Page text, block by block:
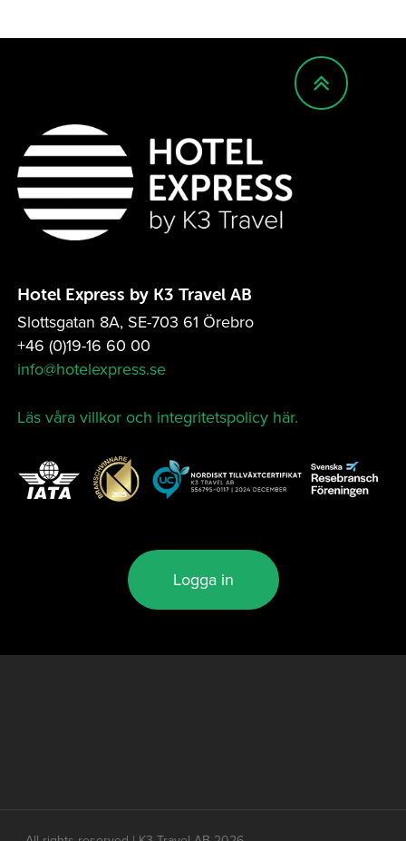
Hotel Express by K3 Travel AB
Slottsgatan 8A, SE-703 61 Örebro
+46 (0)19-16 60 00
info@hotelexpress.se
Läs våra villkor och integritetspolicy här.
Logga in